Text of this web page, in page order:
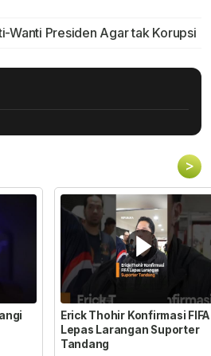
Wanti Presiden Agar tak Korupsi
>
Erick Thohir Konfirmasi FIFA
Lepas Larangan Suporter
Tandang